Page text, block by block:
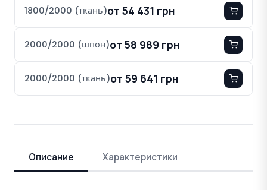
1800/2000 (ткань)от 54 431 грн
2000/2000 (шпон)от 58 989 грн
2000/2000 (ткань)от 59 641 грн
Описание Характеристики